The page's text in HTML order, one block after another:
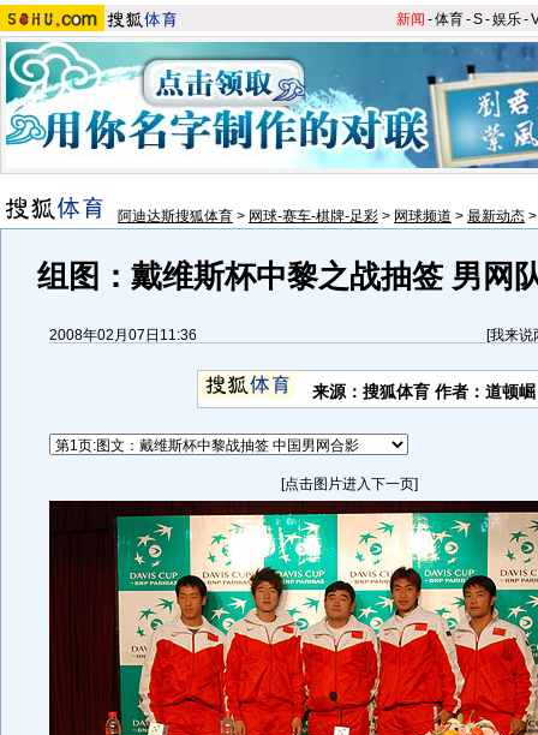
新闻 -体育-S-娱乐-
阿迪达斯搜狐体育 > 网球-赛车-棋牌-足彩 > 网球频道 > 最新动态
组图：戴维斯杯中黎之战抽签 男网
2008年02月07日11:36 [我来说
来源：搜狐体育 作者：道顿崛
[点击图片进入下一页]